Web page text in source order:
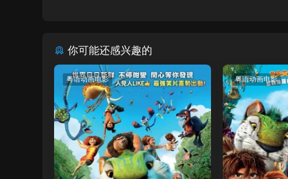
你可能还感兴趣的
粤语动画电影 粤语动画电影